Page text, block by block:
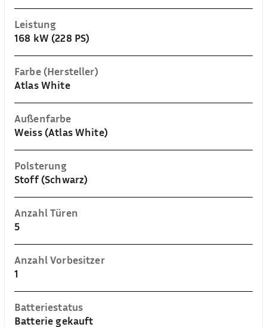
Leistung
168 kW (228 PS)
Farbe (Hersteller)
Atlas White
Außenfarbe
Weiss (Atlas White)
Polsterung
Stoff (Schwarz)
Anzahl Türen
5
Anzahl Vorbesitzer
1
Batteriestatus
Batterie gekauft